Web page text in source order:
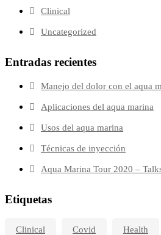
Clinical
Uncategorized
Entradas recientes
Manejo del dolor con el aqua
Aplicaciones del aqua marina
Usos del aqua marina
Técnicas de inyección
Aqua Marina Tour 2020 –
Etiquetas
Clinical Covid Health